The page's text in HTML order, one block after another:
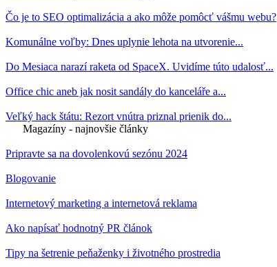
Čo je to SEO optimalizácia a ako môže pomôcť vášmu webu?
Komunálne voľby: Dnes uplynie lehota na utvorenie...
Do Mesiaca narazí raketa od SpaceX. Uvidíme túto udalosť...
Office chic aneb jak nosit sandály do kanceláře a...
Veľký hack štátu: Rezort vnútra priznal prienik do...
Magazíny - najnovšie články
Pripravte sa na dovolenkovú sezónu 2024
Blogovanie
Internetový marketing a internetová reklama
Ako napísať hodnotný PR článok
Tipy na šetrenie peňaženky i životného prostredia